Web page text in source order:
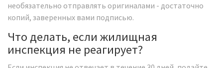
необязательно отправлять оригиналами - достаточно
копий, заверенных вами подписью.
Что делать, если жилищная
инспекция не реагирует?